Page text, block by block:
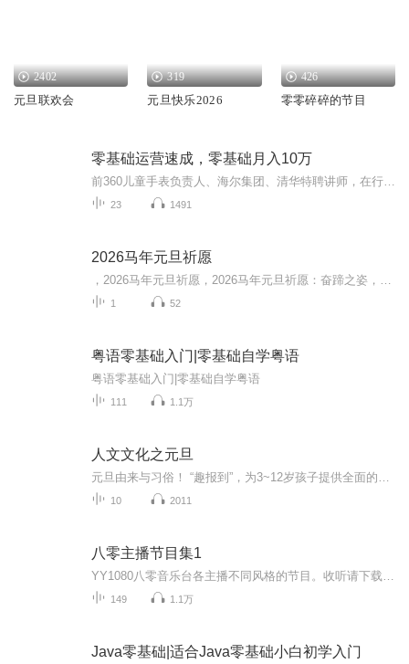
2402
元旦联欢会
319
元旦快乐2026
426
零零碎碎的节目
零基础运营速成，零基础月入10万
23 1491
2026马年元旦祈愿
1 52
粤语零基础入门|零基础自学粤语
粤语零基础入门|零基础自学粤语
111 1.1万
人文文化之元旦
10 2011
八零主播节目集1
149 1.1万
Java零基础|适合Java零基础小白初学入门